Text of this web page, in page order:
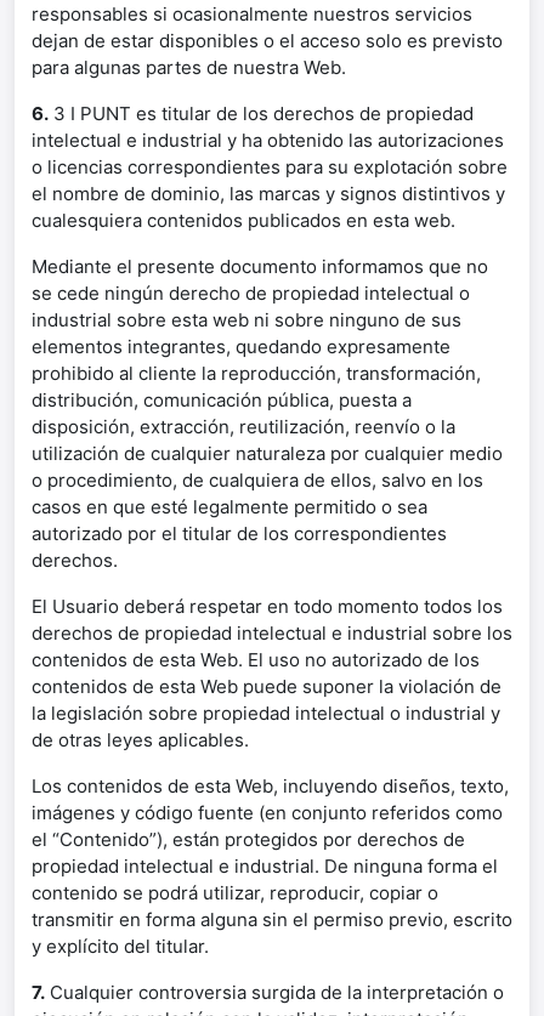
responsables si ocasionalmente nuestros servicios
dejan de estar disponibles o el acceso solo es previsto
para algunas partes de nuestra Web.
6. 3 I PUNT es titular de los derechos de propiedad
intelectual e industrial y ha obtenido las autorizaciones
o licencias correspondientes para su explotación sobre
el nombre de dominio, las marcas y signos distintivos y
cualesquiera contenidos publicados en esta web.
Mediante el presente documento informamos que no
se cede ningún derecho de propiedad intelectual o
industrial sobre esta web ni sobre ninguno de sus
elementos integrantes, quedando expresamente
prohibido al cliente la reproducción, transformación,
distribución, comunicación pública, puesta a
disposición, extracción, reutilización, reenvío o la
utilización de cualquier naturaleza por cualquier medio
o procedimiento, de cualquiera de ellos, salvo en los
casos en que esté legalmente permitido o sea
autorizado por el titular de los correspondientes
derechos.
El Usuario deberá respetar en todo momento todos los
derechos de propiedad intelectual e industrial sobre los
contenidos de esta Web. El uso no autorizado de los
contenidos de esta Web puede suponer la violación de
la legislación sobre propiedad intelectual o industrial y
de otras leyes aplicables.
Los contenidos de esta Web, incluyendo diseños, texto,
imágenes y código fuente (en conjunto referidos como
el “Contenido”), están protegidos por derechos de
propiedad intelectual e industrial. De ninguna forma el
contenido se podrá utilizar, reproducir, copiar o
transmitir en forma alguna sin el permiso previo, escrito
y explícito del titular.
7. Cualquier controversia surgida de la interpretación o